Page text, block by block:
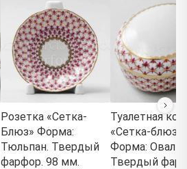
Розетка «Сетка-
Блюз» Форма:
Тюльпан. Твердый
фарфор. 98 мм.
Туалетная
«Сетка-блюз
Форма:
Твердый